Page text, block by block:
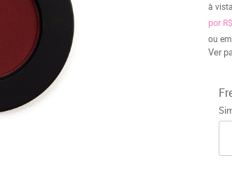
à vista
por
ou em
Ver